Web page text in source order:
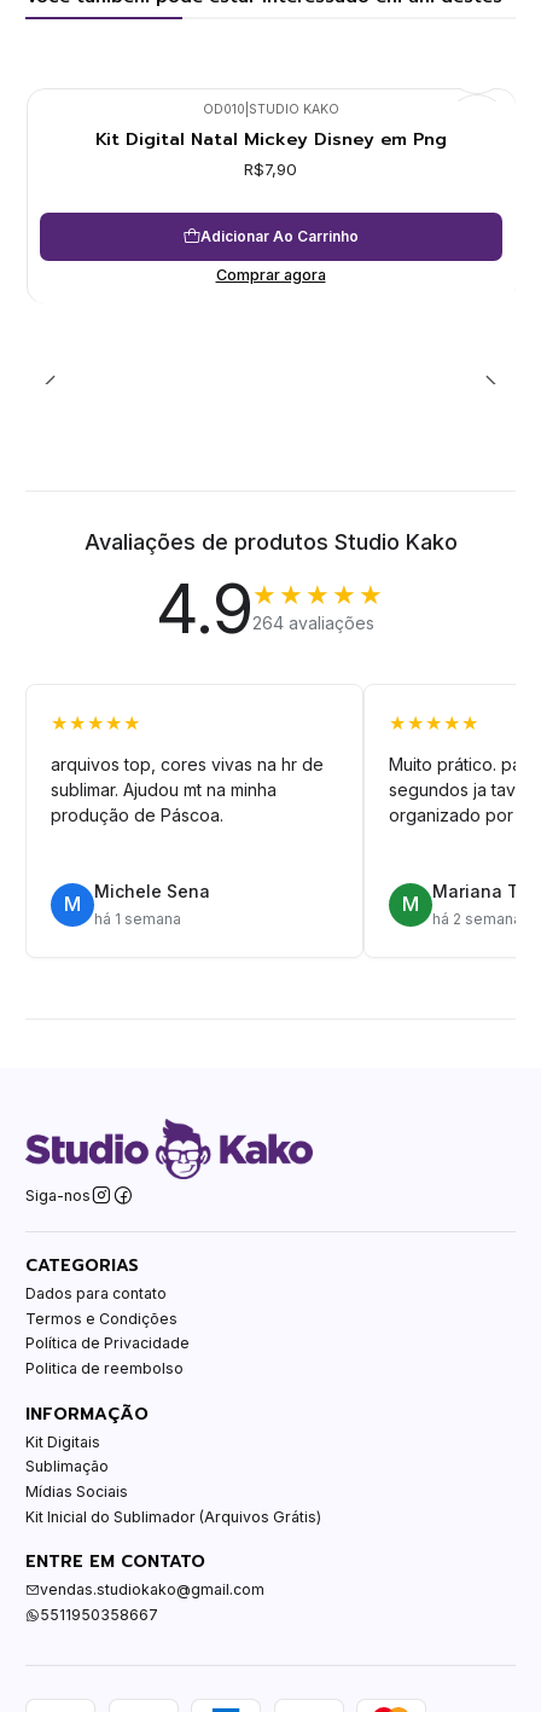
OD010 STUDIO KAKO
Kit Digital Natal Mickey Disney em Png
R$7,90
Adicionar Ao Carrinho
Comprar agora
Avaliações de produtos Studio Kako
4.9★★★★★
264 avaliações
★★★★★
arquivos top, cores vivas na hr de
sublimar. Ajudou mt na minha
produção de Páscoa.
M
Michele Sena
há 1 semana
★★★★★
Muito prático.
segundos ja tava
organizado por
M
Mariana T.
há 2 semanas
Siga-nos
CATEGORIAS
Dados para contato
Termos e Condições
Política de Privacidade
Politica de reembolso
INFORMAÇÃO
Kit Digitais
Sublimação
Mídias Sociais
Kit Inicial do Sublimador (Arquivos Grátis)
ENTRE EM CONTATO
vendas.studiokako@gmail.com
5511950358667